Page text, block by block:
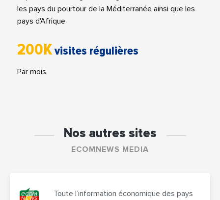
les pays du pourtour de la Méditerranée ainsi que les
pays d'Afrique
200Kvisites régulières
Par mois.
Nos autres sites
ECOMNEWS MEDIA
Toute l’information économique des pays